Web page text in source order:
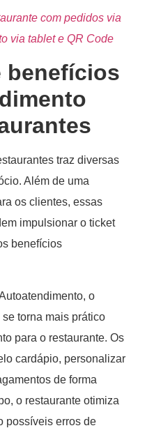
com pedidos via
via tablet e QR Code
benefícios
traz diversas
Além de uma
os clientes, essas
impulsionar o ticket
benefícios
o
torna mais prático
para o restaurante. Os
cardápio, personalizar
de forma
o restaurante otimiza
possíveis erros de